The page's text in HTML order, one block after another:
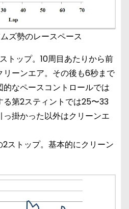
ズ勢のレースペース
トップ。10周目あたりから前
ーンエア。その後も6秒まで
なペースコントロールでは
る第2スティントでは25〜33
掛かった以外はクリーンエ
ストップ。基本的にクリーン